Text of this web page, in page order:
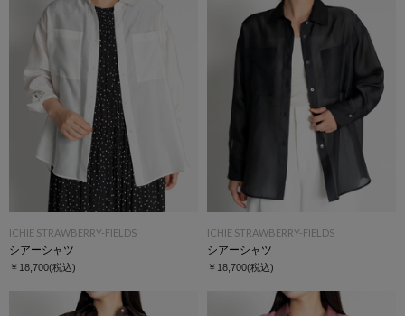
ICHIE STRAWBERRY-FIELDS
シアーシャツ
￥18,700(税込)
ICHIE STRAWBERRY-FIELDS
シアーシャツ
￥18,700(税込)